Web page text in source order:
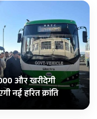
और खरीदेगी
हरित क्रांति